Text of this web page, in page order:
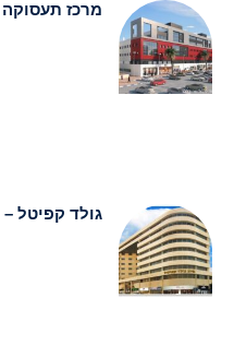
מרכז
גולד קפיטל